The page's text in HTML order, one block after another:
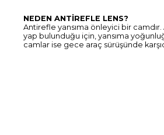
NEDEN ANTİREFLE LENS?
Antirefle yansıma önleyici bir camdır.
yap bulunduğu için, yansıma
camlar ise gece araç sürüşünde